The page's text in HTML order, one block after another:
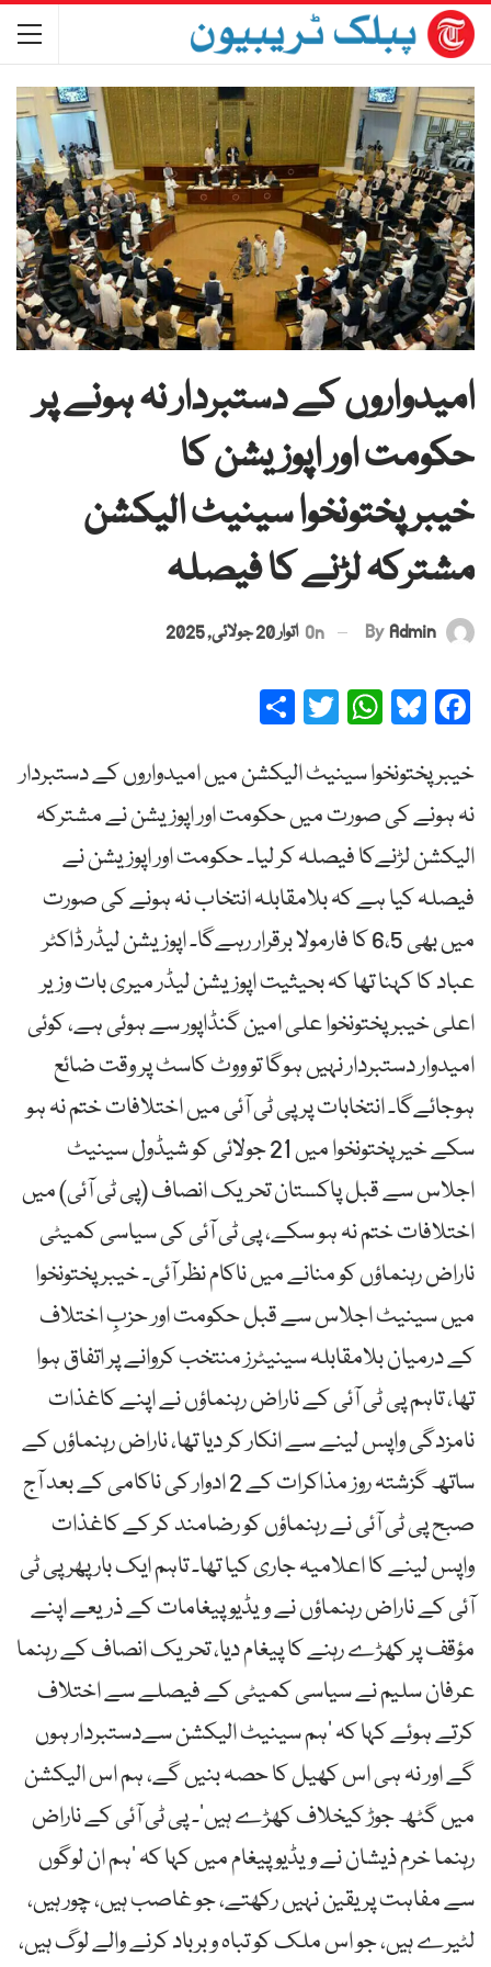
امیدواروں کے دستبردار نہ ہونے پر
حکومت اور اپوزیشن کا
خیبرپختونخوا سینیٹ الیکشن
مشترکہ لڑنے کا فیصلہ
By Admin
On اتوار 20 جولائی, 2025
Facebook
Bluesky
WhatsApp
Twitter
خیبرپختونخوا سینیٹ الیکشن میں امیدواروں کے دستبردار
نہ ہونے کی صورت میں حکومت اور اپوزیشن نے مشترکہ
الیکشن لڑنےکا فیصلہ کر لیا۔ حکومت اور اپوزیشن نے
فیصلہ کیا ہے کہ بلامقابلہ انتخاب نہ ہونے کی صورت
میں بھی 6،5 کا فارمولا برقرار رہےگا۔ اپوزیشن لیڈر ڈاکٹر
عباد کا کہنا تھا کہ بحیثیت اپوزیشن لیڈر میری بات وزیر
اعلی خیبرپختونخوا علی امین گنڈاپور سے ہوئی ہے، کوئی
امیدوار دستبردار نہیں ہوگا تو ووٹ کاسٹ پر وقت ضائع
ہوجائےگا۔ انتخابات پر پی ٹی آئی میں اختلافات ختم نہ ہو
سکے خیرپختونخوا میں 21 جولائی کو شیڈول سینیٹ
اجلاس سے قبل پاکستان تحریک انصاف (پی ٹی آئی) میں
اختلافات ختم نہ ہو سکے، پی ٹی آئی کی سیاسی کمیٹی
ناراض رہنماؤں کو منانے میں ناکام نظر آئی۔ خیبرپختونخوا
میں سینیٹ اجلاس سے قبل حکومت اور حزبِ اختلاف
کے درمیان بلامقابلہ سینیٹرز منتخب کروانے پر اتفاق ہوا
تھا، تاہم پی ٹی آئی کے ناراض رہنماؤں نے اپنے کاغذات
نامزدگی واپس لینے سے انکار کر دیا تھا، ناراض رہنماؤں کے
ساتھ گزشتہ روز مذاکرات کے 2 ادوار کی ناکامی کے بعد آج
صبح پی ٹی آئی نے رہنماؤں کو رضامند کر کے کاغذات
واپس لینے کا اعلامیہ جاری کیا تھا۔ تاہم ایک بار پھر پی ٹی
آئی کے ناراض رہنماؤں نے ویڈیو پیغامات کے ذریعے اپنے
مؤقف پر کھڑے رہنے کا پیغام دیا، تحریک انصاف کے رہنما
عرفان سلیم نے سیاسی کمیٹی کے فیصلے سے اختلاف
کرتے ہوئے کہا کہ ’ہم سینیٹ الیکشن سےدستبردار ہوں
گے اور نہ ہی اس کھیل کا حصہ بنیں گے، ہم اس الیکشن
میں گٹھ جوڑ کیخلاف کھڑے ہیں‘۔ پی ٹی آئی کے ناراض
رہنما خرم ذیشان نے ویڈیو پیغام میں کہا کہ ’ہم ان لوگوں
سے مفاہت پر یقین نہیں رکھتے، جو غاصب ہیں، چور ہیں،
لٹیرے ہیں، جو اس ملک کو تباہ و برباد کرنے والے لوگ ہیں،